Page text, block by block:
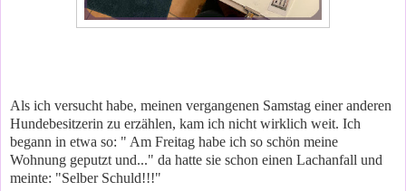
Als ich versucht habe, meinen vergangenen Samstag einer anderen
Hundebesitzerin zu erzählen, kam ich nicht wirklich weit. Ich
begann in etwa so: " Am Freitag habe ich so schön meine
Wohnung geputzt und..." da hatte sie schon einen Lachanfall und
meinte: "Selber Schuld!!!"